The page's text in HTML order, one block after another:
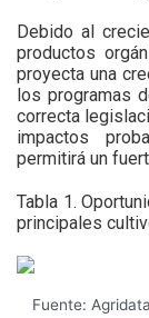
Debido al
productos
proyecta una
los programas
correcta
impactos
permitirá un
Tabla 1.
principales
Fuente: